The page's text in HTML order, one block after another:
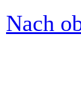
Nach